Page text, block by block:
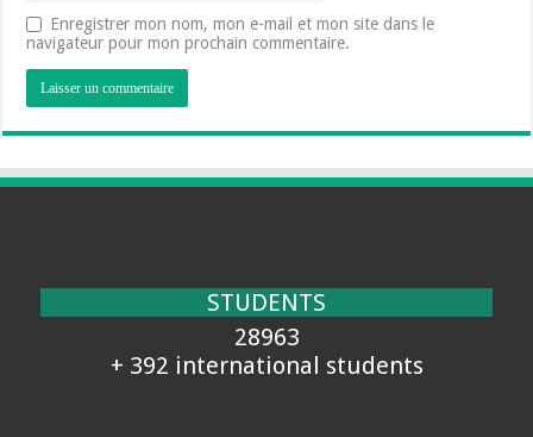
Enregistrer mon nom, mon e-mail et mon site dans le
navigateur pour mon prochain commentaire.
STUDENTS
28963
+ 392 international students